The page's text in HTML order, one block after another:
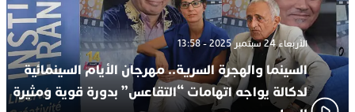
الأربعاء 24 سبتمبر 2025 - 13:58
السينما والهجرة السرية.. مهرجان الأيام السينمائية
لدكالة يواجه اتهامات “التقاعس” بدورة قوية ومثيرة